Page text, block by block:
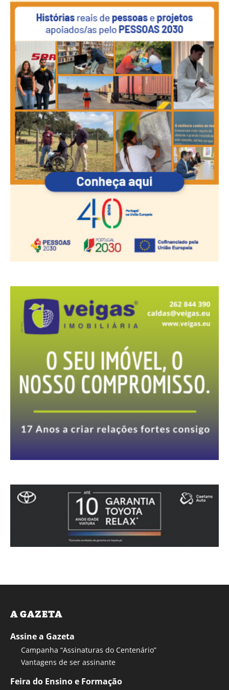
A GAZETA
Assine a Gazeta
Campanha “Assinaturas do Centenário”
Vantagens de ser assinante
Feira do Ensino e Formação